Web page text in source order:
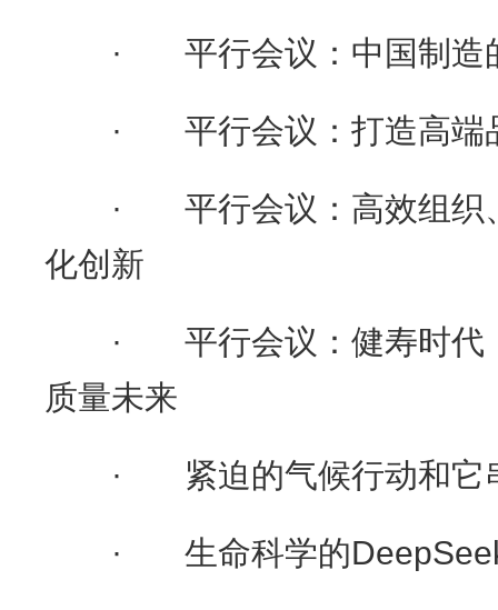
· 平行会议：中国制造
· 平行会议：打造高端品
· 平行会议：高效组织、
化创新
· 平行会议：健寿时代：
质量未来
· 紧迫的气候行动和它串
· 生命科学的DeepSeek